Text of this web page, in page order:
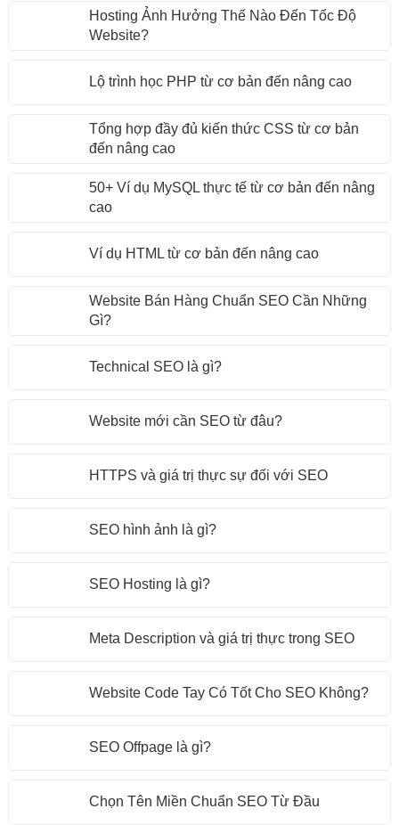
Hosting Ảnh Hưởng Thế Nào Đến Tốc Độ
Website?
Lộ trình học PHP từ cơ bản đến nâng cao
Tổng hợp đầy đủ kiến thức CSS từ cơ bản
đến nâng cao
50+ Ví dụ MySQL thực tế từ cơ bản đến nâng
cao
Ví dụ HTML từ cơ bản đến nâng cao
Website Bán Hàng Chuẩn SEO Cần Những
Gì?
Technical SEO là gì?
Website mới cần SEO từ đâu?
HTTPS và giá trị thực sự đối với SEO
SEO hình ảnh là gì?
SEO Hosting là gì?
Meta Description và giá trị thực trong SEO
Website Code Tay Có Tốt Cho SEO Không?
SEO Offpage là gì?
Chọn Tên Miền Chuẩn SEO Từ Đầu